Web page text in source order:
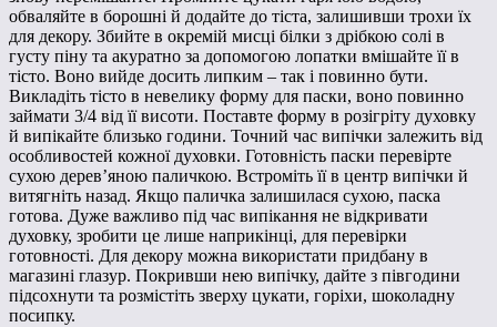
обваляйте в борошні й додайте до тіста, залишивши трохи їх
для декору. Збийте в окремій мисці білки з дрібкою солі в
густу піну та акуратно за допомогою лопатки вмішайте її в
тісто. Воно вийде досить липким – так і повинно бути.
Викладіть тісто в невелику форму для паски, воно повинно
займати 3/4 від її висоти. Поставте форму в розігріту духовку
й випікайте близько години. Точний час випічки залежить від
особливостей кожної духовки. Готовність паски перевірте
сухою дерев’яною паличкою. Встроміть її в центр випічки й
витягніть назад. Якщо паличка залишилася сухою, паска
готова. Дуже важливо під час випікання не відкривати
духовку, зробити це лише наприкінці, для перевірки
готовності. Для декору можна використати придбану в
магазині глазур. Покривши нею випічку, дайте з півгодини
підсохнути та розмістіть зверху цукати, горіхи, шоколадну
посипку.